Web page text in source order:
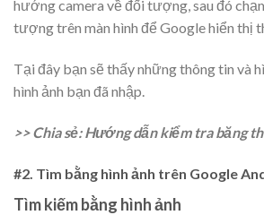
hướng camera về đối tượng, sau đó
tượng trên màn hình để Google hiển thị
Tại đây bạn sẽ thấy những thông tin và
hình ảnh bạn đã nhập.
>> Chia sẻ: Hướng dẫn kiểm tra băng
#2. Tìm bằng hình ảnh trên Google
Tìm kiếm bằng hình ảnh